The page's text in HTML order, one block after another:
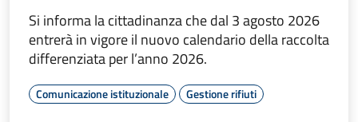
Si informa la cittadinanza che dal 3 agosto 2026
entrerà in vigore il nuovo calendario della raccolta
differenziata per l’anno 2026.
Comunicazione istituzionale Gestione rifiuti